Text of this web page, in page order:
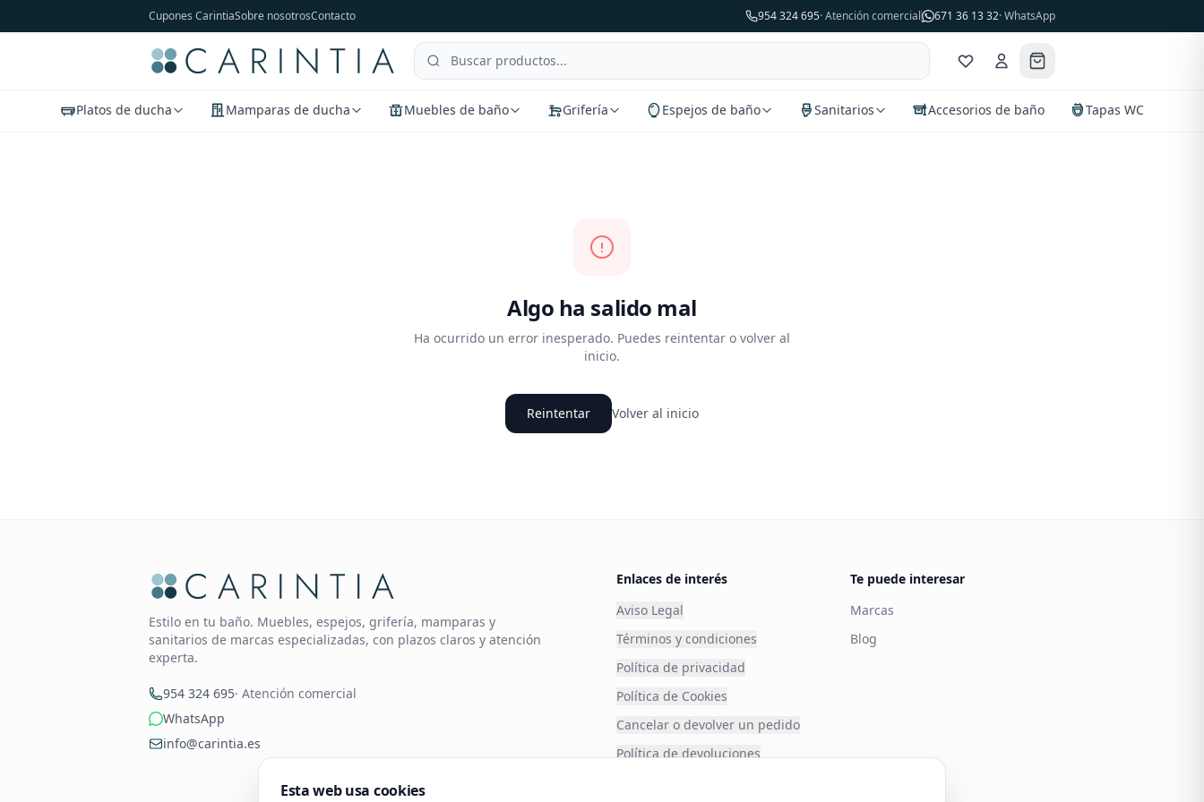
Cupones CarintiaSobre nosotrosContacto 954 324 695· Atención comercial 671 36 13 32· WhatsApp
Platos de ducha Mamparas de ducha Muebles de baño Grifería Espejos de baño Sanitarios Accesorios de baño Tapas WC
Algo ha salido mal
Ha ocurrido un error inesperado. Puedes reintentar o volver al
inicio.
Reintentar Volver al inicio
Estilo en tu baño. Muebles, espejos, grifería, mamparas y
sanitarios de marcas especializadas, con plazos claros y atención
experta.
954 324 695· Atención comercial
WhatsApp
info@carintia.es
Enlaces de interés
Aviso Legal
Términos y condiciones
Política de privacidad
Política de Cookies
Cancelar o devolver un pedido
Política de devoluciones
Te puede interesar
Marcas
Blog
Esta web usa cookies